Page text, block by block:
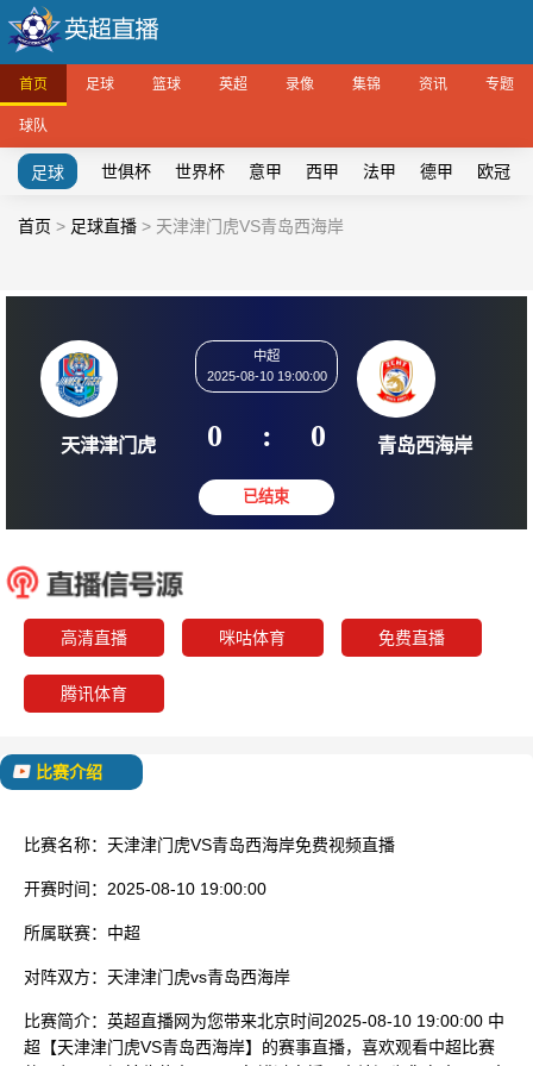
首页 足球 篮球 英超 录像 集锦 资讯 专题
球队
足球 世俱杯 世界杯 意甲 西甲 法甲 德甲 欧冠
首页 > 足球直播 > 天津津门虎VS青岛西海岸
中超
2025-08-10 19:00:00
0 : 0
高清直播 咪咕体育 免费直播
腾讯体育
比赛介绍
比赛名称： 天津津门虎VS青岛西海岸免费视频直播
开赛时间： 2025-08-10 19:00:00
所属联赛： 中超
对阵双方： 天津津门虎vs青岛西海岸
比赛简介： 英超直播网为您带来北京时间2025-08-10 19:00:00 中
超【天津津门虎VS青岛西海岸】的赛事直播，喜欢观看中超比赛